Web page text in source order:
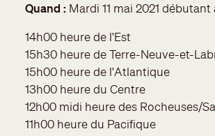
Quand : Mardi 11 mai 2021 débutant
14h00 heure de l'Est
15h30 heure de Terre-Neuve-et-
15h00 heure de l'Atlantique
13h00 heure du Centre
12h00 midi heure des Rocheuses/
11h00 heure du Pacifique